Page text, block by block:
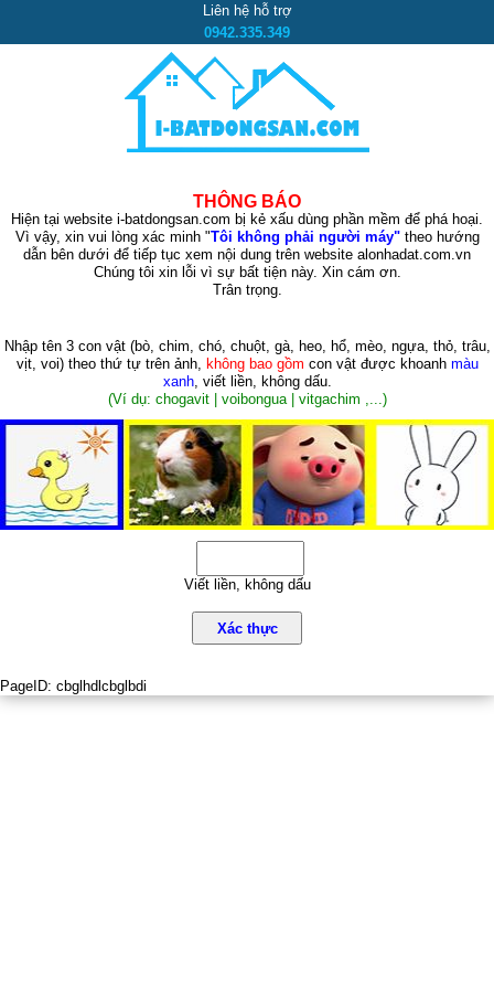
Liên hệ hỗ trợ
0942.335.349
THÔNG BÁO
Hiện tại website i-batdongsan.com bị kẻ xấu dùng phần mềm để phá hoại.
Vì vậy, xin vui lòng xác minh "Tôi không phải người máy"theo hướng
dẫn bên dưới để tiếp tục xem nội dung trên website alonhadat.com.vn
Chúng tôi xin lỗi vì sự bất tiện này. Xin cám ơn.
Trân trọng.
Nhập tên 3 con vật (bò, chim, chó, chuột, gà, heo, hổ, mèo, ngựa, thỏ, trâu,
vịt, voi)theo thứ tự trên ảnh, không bao gồm con vật được khoanh màu
xanh, viết liền, không dấu.
(Ví dụ: chogavit | voibongua | vitgachim ,...)
Viết liền, không dấu
Xác thực
PageID: cbglhdlcbglbdi